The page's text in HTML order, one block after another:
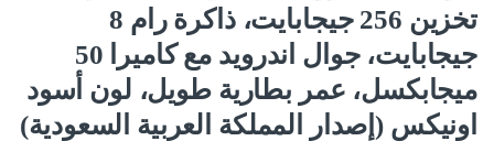
تخزين 256 جيجابايت، ذاكرة رام 8
جيجابايت، جوال اندرويد مع كاميرا 50
ميجابكسل، عمر بطارية طويل، لون أسود
اونيكس (إصدار المملكة العربية السعودية)